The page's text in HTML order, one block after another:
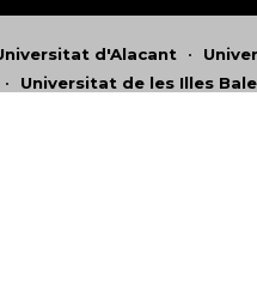
d'Alacant •
• Universitat de les Illes